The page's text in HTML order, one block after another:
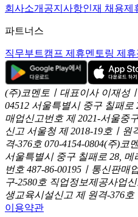
회사소개 공지사항인재 채용제
파트너스
직무부트캠프 제휴멘토링 제휴
(주)코멘토ㅣ대표이사 이재성
04512 서울특별시 중구 칠패로
매업신고번호 제 2021-서울중
신고 서울청 제 2018-19호ㅣ
격-376호 070-4154-0804(주)코
서울특별시 중구 칠패로 28, 메
번호 487-86-00195ㅣ통신판매
구-2580호 직업정보제공사업
생교육시설신고 제 원격-376호
이용약관